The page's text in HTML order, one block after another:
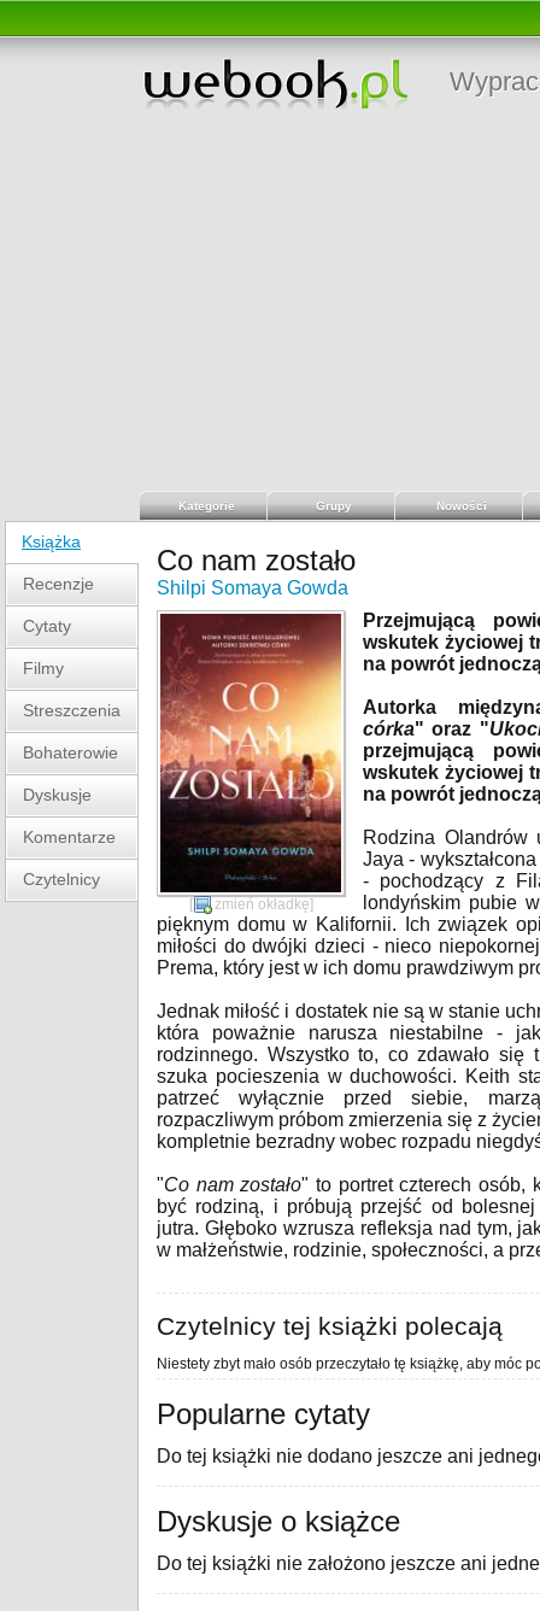
Kategorie Grupy Nowości
Książka
Recenzje
Cytaty
Filmy
Streszczenia
Bohaterowie
Dyskusje
Komentarze
Czytelnicy
Co nam zostało
Shilpi Somaya Gowda
[ zmień okładkę]
Przejmującą
wskutek życiowej
na powrót
Autorka
córka" oraz "
przejmującą
wskutek życiowej
na powrót
Rodzina Olandrów
Jaya -
- pochodzący z
londyńskim pubie
pięknym domu w Kalifornii. Ich związek
miłości do dwójki dzieci - nieco
Prema, który jest w ich domu prawdziwym
Jednak miłość i dostatek nie są w stanie
która poważnie narusza niestabilne -
rodzinnego. Wszystko to, co zdawało
szuka pocieszenia w duchowości. Keith
patrzeć wyłącznie przed siebie,
rozpaczliwym próbom zmierzenia się z
kompletnie bezradny wobec rozpadu
"Co nam zostało" to portret czterech osób,
być rodziną, i próbują przejść od
jutra. Głęboko wzrusza refleksja nad tym,
w małżeństwie, rodzinie, społeczności, a
Czytelnicy tej książki polecają
Niestety zbyt mało osób przeczytało tę książkę, aby móc
Popularne cytaty
Do tej książki nie dodano jeszcze ani
Dyskusje o książce
Do tej książki nie założono jeszcze ani